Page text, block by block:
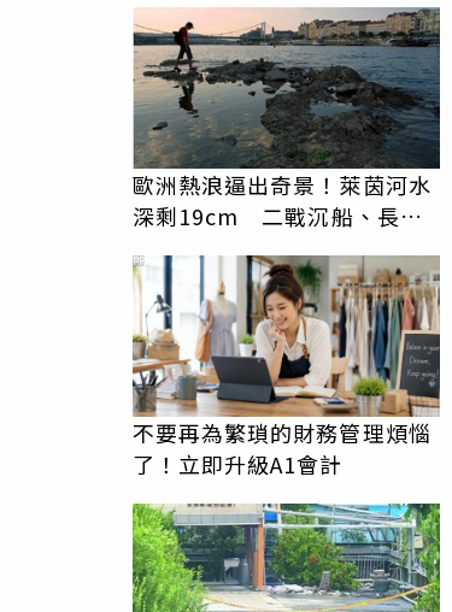
歐洲熱浪逼出奇景！萊茵河水
深剩19cm 二戰沉船、長毛
不要再為繁瑣的財務管理煩惱
了！立即升級A1會計
PR